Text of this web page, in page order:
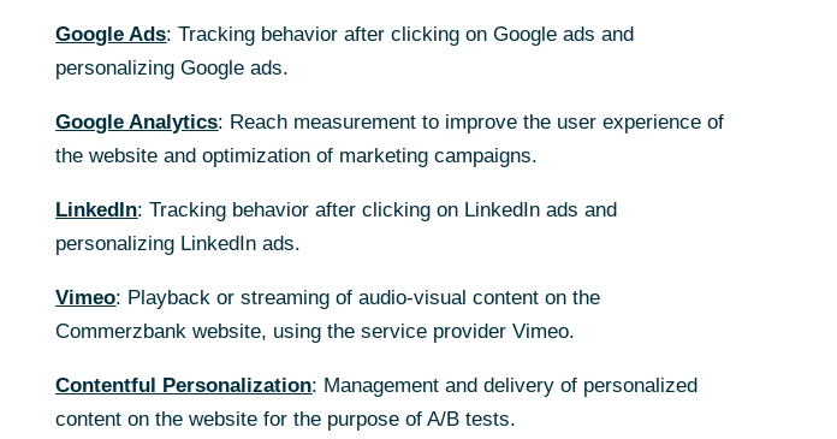
und Historikern auf Anfrage zur
1946 - 19691970 - 19891990 - heute
Google Ads: Tracking behavior after clicking on Google ads and
personalizing Google ads.
Google Analytics: Reach measurement to improve the user experience of
the website and optimization of marketing campaigns.
LinkedIn: Tracking behavior after clicking on LinkedIn ads and
personalizing LinkedIn ads.
Vimeo: Playback or streaming of audio-visual content on the
Commerzbank website, using the service provider Vimeo.
Contentful Personalization: Management and delivery of personalized
content on the website for the purpose of A/B tests.